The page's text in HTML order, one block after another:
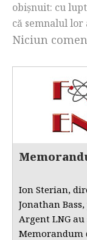
obișnuit: cu
că semnalul
Niciun
Ion Sterian,
Jonathan
Argent LNG
Memorandum